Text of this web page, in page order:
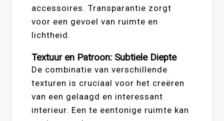
accessoires. Transparantie zorgt
voor een gevoel van ruimte en
lichtheid.
Textuur en Patroon: Subtiele Diepte
De combinatie van verschillende
texturen is cruciaal voor het creëren
van een gelaagd en interessant
interieur. Een te eentonige ruimte kan